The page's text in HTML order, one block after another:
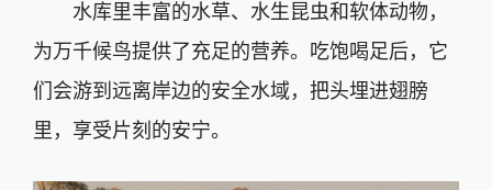
水库里丰富的水草、水生昆虫和软体动物，
为万千候鸟提供了充足的营养。吃饱喝足后，它
们会游到远离岸边的安全水域，把头埋进翅膀
里，享受片刻的安宁。